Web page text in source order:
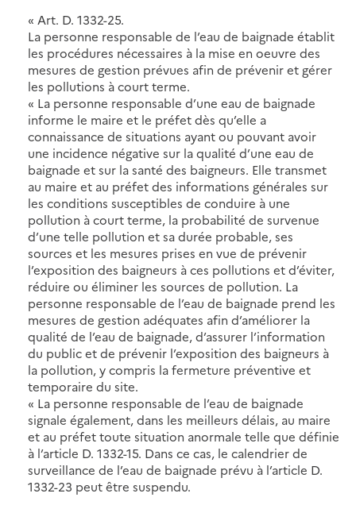
« Art. D. 1332-25.
La personne responsable de l’eau de baignade établit
les procédures nécessaires à la mise en oeuvre des
mesures de gestion prévues afin de prévenir et gérer
les pollutions à court terme.
« La personne responsable d’une eau de baignade
informe le maire et le préfet dès qu’elle a
connaissance de situations ayant ou pouvant avoir
une incidence négative sur la qualité d’une eau de
baignade et sur la santé des baigneurs. Elle transmet
au maire et au préfet des informations générales sur
les conditions susceptibles de conduire à une
pollution à court terme, la probabilité de survenue
d’une telle pollution et sa durée probable, ses
sources et les mesures prises en vue de prévenir
l’exposition des baigneurs à ces pollutions et d’éviter,
réduire ou éliminer les sources de pollution. La
personne responsable de l’eau de baignade prend les
mesures de gestion adéquates afin d’améliorer la
qualité de l’eau de baignade, d’assurer l’information
du public et de prévenir l’exposition des baigneurs à
la pollution, y compris la fermeture préventive et
temporaire du site.
« La personne responsable de l’eau de baignade
signale également, dans les meilleurs délais, au maire
et au préfet toute situation anormale telle que définie
à l’article D. 1332-15. Dans ce cas, le calendrier de
surveillance de l’eau de baignade prévu à l’article D.
1332-23 peut être suspendu.